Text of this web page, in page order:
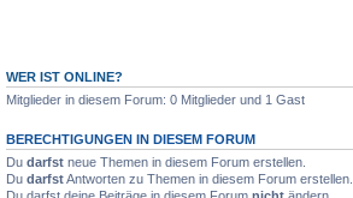
WER IST ONLINE?
Mitglieder in diesem Forum: 0 Mitglieder und 1 Gast
BERECHTIGUNGEN IN DIESEM FORUM
Du darfst neue Themen in diesem Forum erstellen.
Du darfstAntworten zu Themen in diesem Forum erstellen.